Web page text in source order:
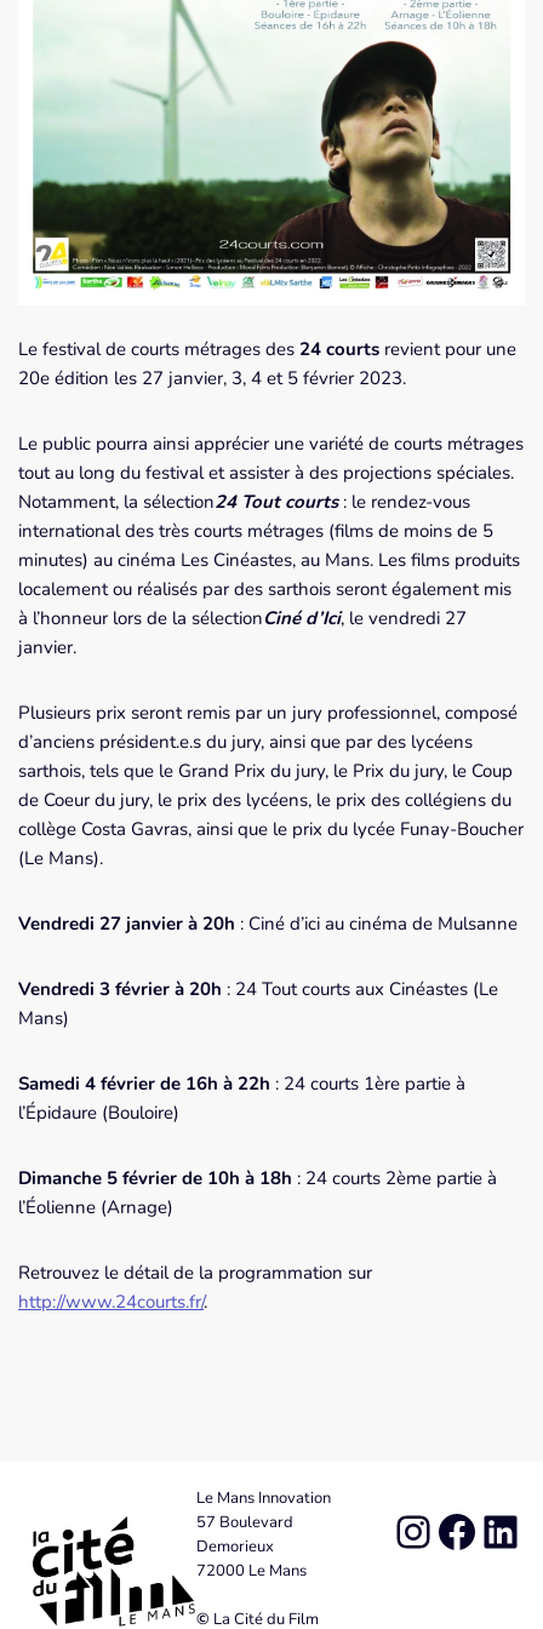
Le festival de courts métrages des 24 courts revient pour une
20e édition les 27 janvier, 3, 4 et 5 février 2023.
Le public pourra ainsi apprécier une variété de courts métrages
tout au long du festival et assister à des projections spéciales.
Notamment, la sélection24 Tout courts: le rendez-vous
international des très courts métrages (films de moins de 5
minutes) au cinéma Les Cinéastes, au Mans. Les films produits
localement ou réalisés par des sarthois seront également mis
à l’honneur lors de la sélectionCiné d’Ici, le vendredi 27
janvier.
Plusieurs prix seront remis par un jury professionnel, composé
d’anciens président.e.s du jury, ainsi que par des lycéens
sarthois, tels que le Grand Prix du jury, le Prix du jury, le Coup
de Coeur du jury, le prix des lycéens, le prix des collégiens du
collège Costa Gavras, ainsi que le prix du lycée Funay-Boucher
(Le Mans).
Vendredi 27 janvier à 20h : Ciné d’ici au cinéma de Mulsanne
Vendredi 3 février à 20h : 24 Tout courts aux Cinéastes (Le
Mans)
Samedi 4 février de 16h à 22h : 24 courts 1ère partie à
l’Épidaure (Bouloire)
Dimanche 5 février de 10h à 18h : 24 courts 2ème partie à
l’Éolienne (Arnage)
Retrouvez le détail de la programmation sur
http://www.24courts.fr/.
Le Mans Innovation
57 Boulevard
Demorieux
72000 Le Mans
© La Cité du Film